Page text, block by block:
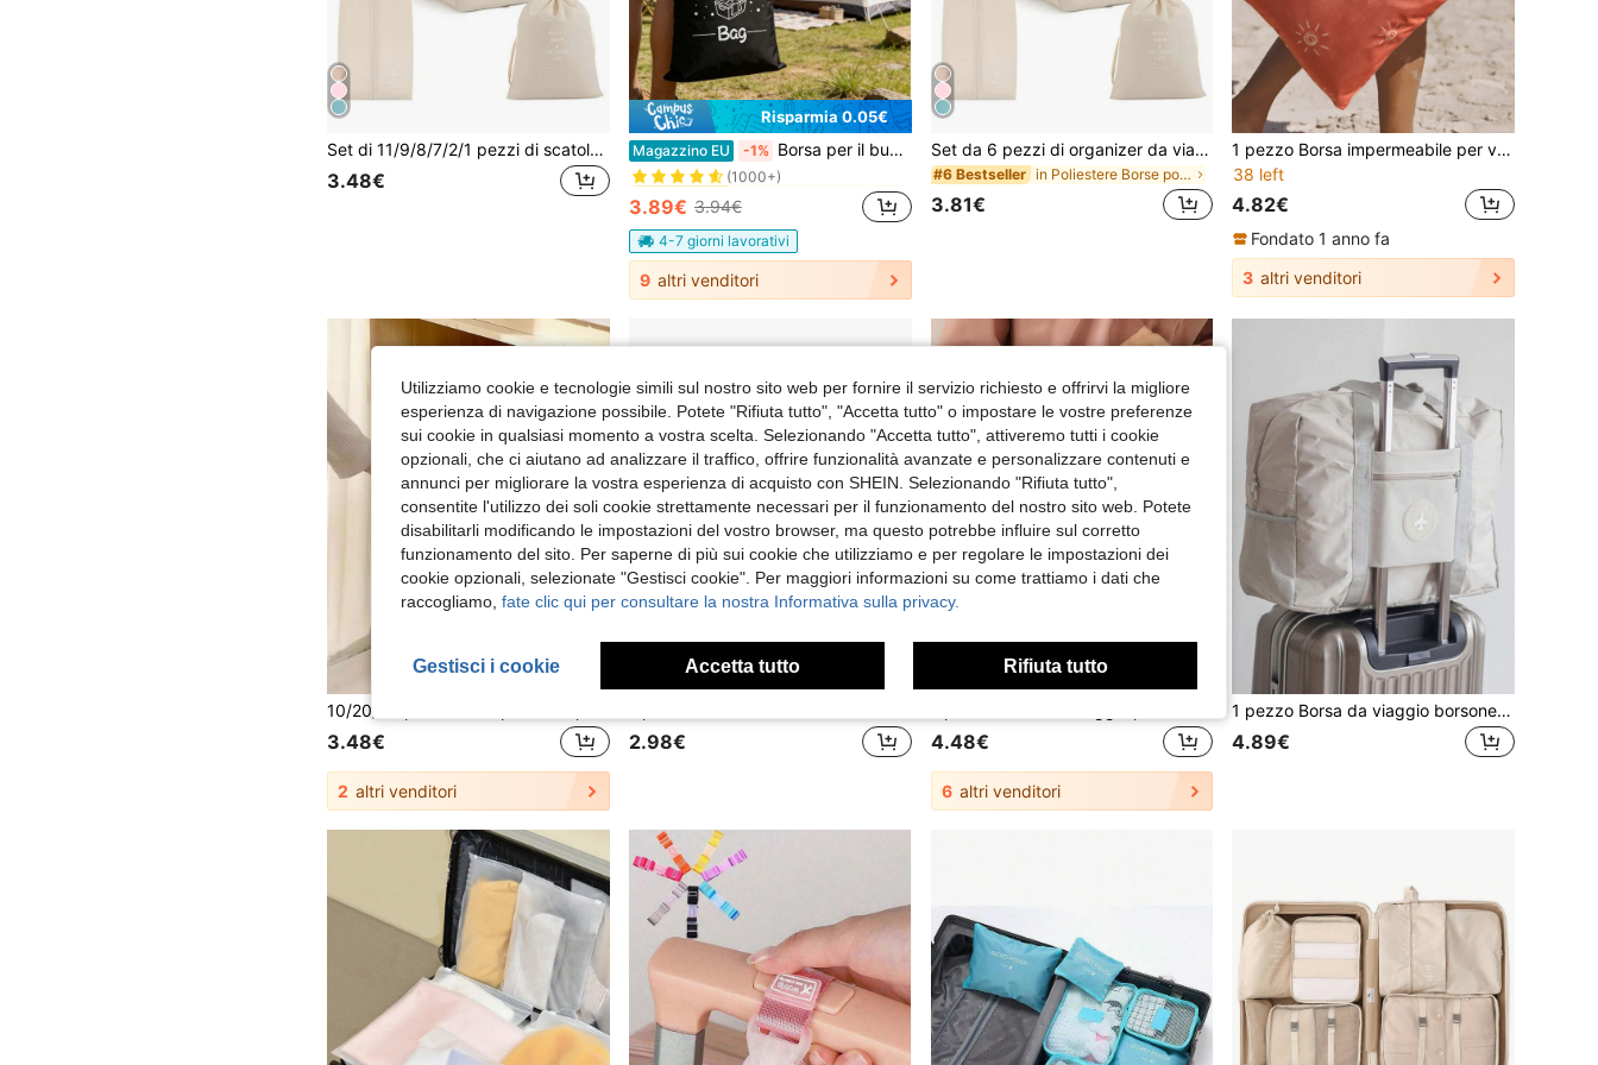
Set di 11/9/8/7/2/1 pezzi di scatole per la conservazione dei vestiti da viaggio, disponibili in più dimensioni, borsa per la conservazione dei bagagli, borsa pieghevole per la conservazione, organizer da viaggio, borsa multifunzione con cerniera di grande capacità, borsa di conservazione essenziale per valigie, viaggi e vacanze
3.48€
Risparmia 0.05€
Magazzino EU -1% Borsa per il bucato da viaggio, borsa lavabile per vestiti sporchi, adatta per viaggi, vestiti bagnati/asciutti, costumi da bagno, allenamento in palestra, dormitorio universitario, borsa essenziale da viaggio, regalo
#5 Bestseller
in Poliestere Organizzatori di viaggi
(1000+)
#5 Bestseller
(1000+)
#5 Bestseller
(1000+)
#5 Bestseller
in Poliestere Organizzatori di viaggi
(1000+)
3.89€ 3.94€
4-7 giorni lavorativi
9 altri venditori
Set da 6 pezzi di organizer da viaggio, disponibile in varie dimensioni e colori, borse di stoccaggio pieghevoli, borse organizer da viaggio, borse per l'archiviazione di vestiti, borse per l'archiviazione di bagagli, include borse di stoccaggio con cerniera di varie dimensioni, accessori per bagagli, borsa da spiaggia
#6 Bestseller in Poliestere Borse portaoggetti pieghevoli
3.81€
1 pezzo Borsa impermeabile per vacanze al mare con stampa vintage, ritorno a scuola
38 left
4.82€
Fondato 1 anno fa
3 altri venditori
3.48€
2 altri venditori
2.98€ 4.48€
6 altri venditori
1 pezzo Borsa da viaggio borsone grande capienza, organizer per abbigliamento, borsa da viaggio portatile, borsa da viaggio per business, borsa da esterno, borsa da armadio, adatta per viaggi, trasferte di lavoro, weekend sportivi e vacanze, borsa da notte da donna, borsa a tracolla da uomo, regalo
4.89€
Utilizziamo cookie e tecnologie simili sul nostro sito web per fornire il servizio richiesto e offrirvi la migliore
esperienza di navigazione possibile. Potete "Rifiuta tutto", "Accetta tutto" o impostare le vostre preferenze
sui cookie in qualsiasi momento a vostra scelta. Selezionando "Accetta tutto", attiveremo tutti i cookie
opzionali, che ci aiutano ad analizzare il traffico, offrire funzionalità avanzate e personalizzare contenuti e
annunci per migliorare la vostra esperienza di acquisto con SHEIN. Selezionando "Rifiuta tutto",
consentite l'utilizzo dei soli cookie strettamente necessari per il funzionamento del nostro sito web. Potete
disabilitarli modificando le impostazioni del vostro browser, ma questo potrebbe influire sul corretto
funzionamento del sito. Per saperne di più sui cookie che utilizziamo e per regolare le impostazioni dei
cookie opzionali, selezionate "Gestisci cookie". Per maggiori informazioni su come trattiamo i dati che
raccogliamo, fate clic qui per consultare la nostra Informativa sulla privacy.
Gestisci i cookie Accetta tutto Rifiuta tutto